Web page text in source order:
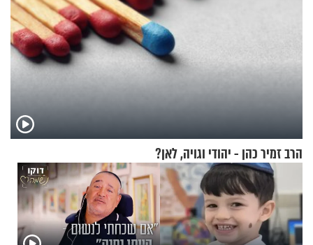
הרב זמיר כהן - יהודי וגויה, לאן?